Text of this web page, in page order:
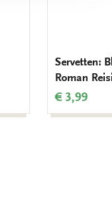
Servetten:
Roman
€ 3,99